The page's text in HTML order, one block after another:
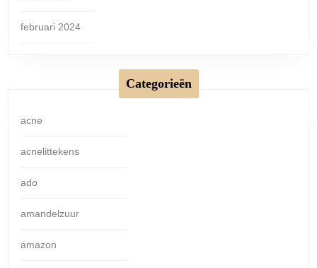
februari 2024
Categorieën
acne
acnelittekens
ado
amandelzuur
amazon